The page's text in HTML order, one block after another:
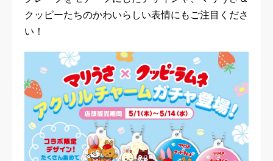
クッピーたちのかわいらしい表情にもご注目くださ
い！